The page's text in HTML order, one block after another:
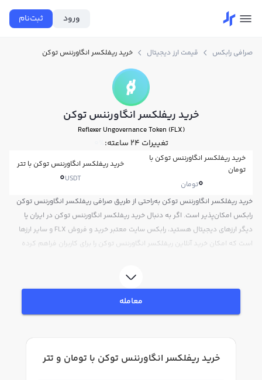
ورود ثبت‌نام
صرافی رابکس قیمت ارز دیجیتال خرید ریفلکسر انگاورننس توکن
خرید ریفلکسر انگاورننس توکن
Reflexer Ungovernance Token (FLX)
تغییرات ۲۴ ساعته: 0%
خرید ریفلکسر انگاورننس توکن با
تومان
0تومان
خرید ریفلکسر انگاورننس توکن با تتر
0USDT
خرید ریفلکسر انگاورننس توکن به‌راحتی از طریق صرافی ریفلکسر انگاورننس توکن
رابکس امکان‌پذیر است. اگر به دنبال خرید ریفلکسر انگاورننس توکن در ایران یا
دیگر ارزهای دیجیتال هستید، رابکس سایت معتبر خرید و فروش FLX و سایر ارزها
است که امکان خرید آنلاین ریفلکسر انگاورننس توکن را برای کاربران فراهم کرده
خرید ریفلکسر انگاورننس توکن استفاده کنید و پس از ثبت‌نام و احراز هویت، به
خرید و فروش ریفلکسر انگاورننس توکن FLX بپردازید. در بازار رابکس، قیمت
لحظه‌ای، نمودار و امکانات فروش ریفلکسر انگاورننس توکن نیز در دسترس شما قرار
دارد تا بتوانید تصمیمات بهتری در معاملات خود بگیرید.
معامله
خرید ریفلکسر انگاورننس توکن با تومان و تتر